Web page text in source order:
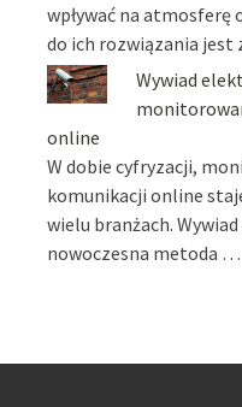
wpływać na atmosferę
do ich rozwiązania
Wywiad
online
W dobie cyfryzacji,
komunikacji online
wielu branżach.
nowoczesna metoda …